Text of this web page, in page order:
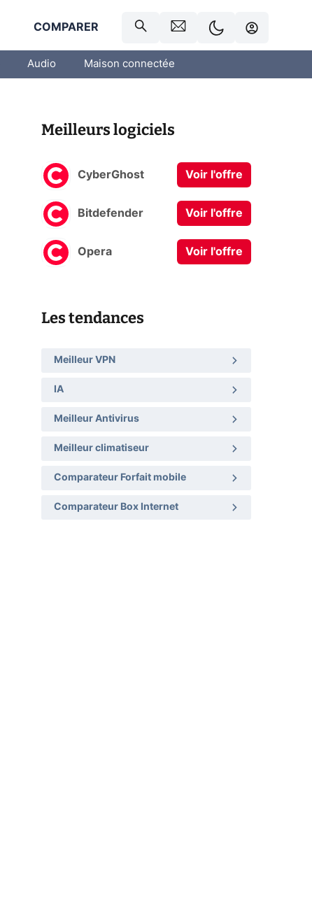
COMPARER
Audio Maison connectée
Meilleurs logiciels
CyberGhost Voir l'offre
Bitdefender Voir l'offre
Opera Voir l'offre
Les tendances
Meilleur VPN
IA
Meilleur Antivirus
Meilleur climatiseur
Comparateur Forfait mobile
Comparateur Box Internet